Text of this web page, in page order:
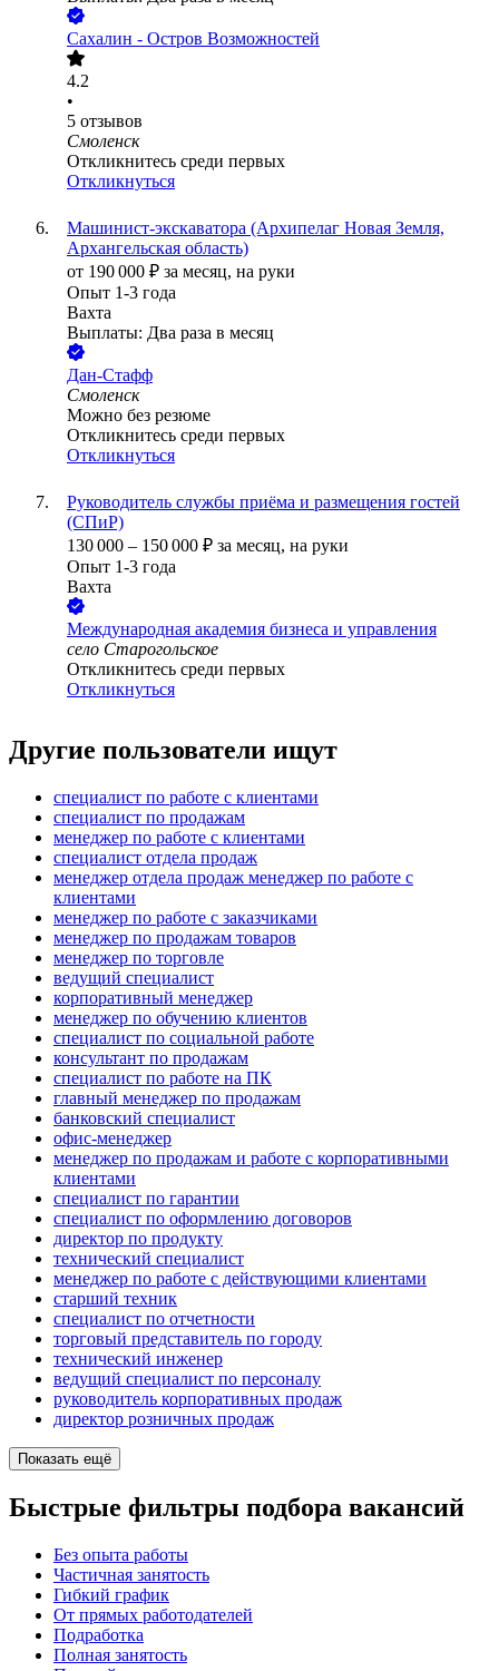
Сахалин - Остров Возможностей
4.2
•
5 отзывов
Смоленск
Откликнитесь среди первых
Откликнуться
Машинист-экскаватора (Архипелаг Новая Земля,
Архангельская область)
от 190 000 ₽ за месяц, на руки
Опыт 1-3 года
Вахта
Выплаты: Два раза в месяц
Дан-Стафф
Смоленск
Можно без резюме
Откликнитесь среди первых
Откликнуться
Руководитель службы приёма и размещения гостей
(СПиР)
130 000 – 150 000 ₽ за месяц, на руки
Опыт 1-3 года
Вахта
Международная академия бизнеса и управления
село Старогольское
Откликнитесь среди первых
Откликнуться
Другие пользователи ищут
специалист по работе с клиентами
специалист по продажам
менеджер по работе с клиентами
специалист отдела продаж
менеджер отдела продаж менеджер по работе с
клиентами
менеджер по работе с заказчиками
менеджер по продажам товаров
менеджер по торговле
ведущий специалист
корпоративный менеджер
менеджер по обучению клиентов
специалист по социальной работе
консультант по продажам
специалист по работе на ПК
главный менеджер по продажам
банковский специалист
офис-менеджер
менеджер по продажам и работе с корпоративными
клиентами
специалист по гарантии
специалист по оформлению договоров
директор по продукту
технический специалист
менеджер по работе с действующими клиентами
старший техник
специалист по отчетности
торговый представитель по городу
технический инженер
ведущий специалист по персоналу
руководитель корпоративных продаж
директор розничных продаж
Показать ещё
Быстрые фильтры подбора вакансий
Без опыта работы
Частичная занятость
Гибкий график
От прямых работодателей
Подработка
Полная занятость